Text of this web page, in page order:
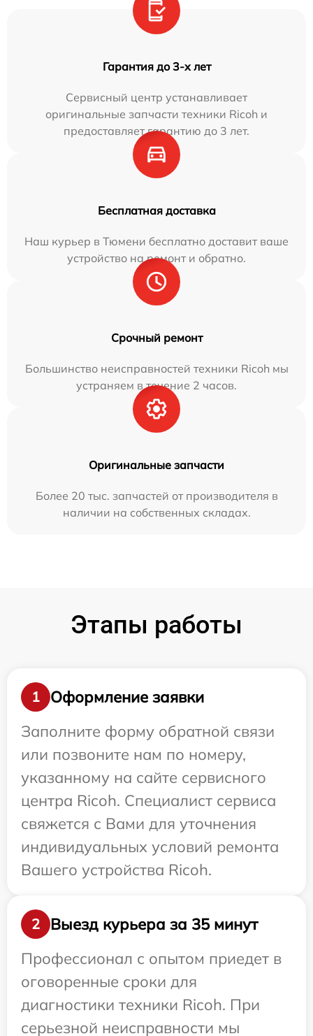
Гарантия до 3-х лет
Сервисный центр устанавливает
оригинальные запчасти техники Ricoh и
предоставляет гарантию до 3 лет.
Бесплатная доставка
Наш курьер в Тюмени бесплатно доставит ваше
устройство на ремонт и обратно.
Срочный ремонт
Большинство неисправностей техники Ricoh мы
устраняем в течение 2 часов.
Оригинальные запчасти
Более 20 тыс. запчастей от производителя в
наличии на собственных складах.
Этапы работы
1
Оформление заявки
Заполните форму обратной связи
или позвоните нам по номеру,
указанному на сайте сервисного
центра Ricoh. Специалист сервиса
свяжется с Вами для уточнения
индивидуальных условий ремонта
Вашего устройства Ricoh.
2
Выезд курьера за 35 минут
Профессионал с опытом приедет в
оговоренные сроки для
диагностики техники Ricoh. При
серьезной неисправности мы